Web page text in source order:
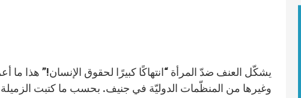
يشكّل العنف ضدّ المرأة “انتهاكًا كبيرًا لحقوق الإنسان!” هذا ما
وغيرها من المنظّمات الدوليّة في جنيف. بحسب ما كتبت الزميلة